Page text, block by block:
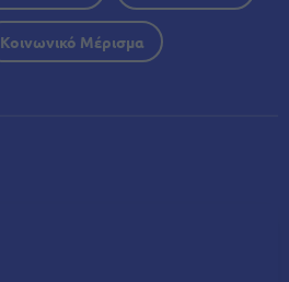
Κοινωνικό Μέρισμα